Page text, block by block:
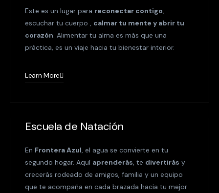
Este es un lugar para reconectar contigo
escuchar tu cuerpo , calmar tu mente y abrir tu
corazón . Alimentar tu alma es más que una
práctica, es un viaje hacia tu bienestar interior.
Learn More
Escuela de Natación
En Frontera Azul, el agua se convierte en tu
segundo hogar. Aquí aprenderás, te divertirás y
crecerás rodeado de amigos, familia y un equipo
que te acompaña en cada brazada hacia tu mejor